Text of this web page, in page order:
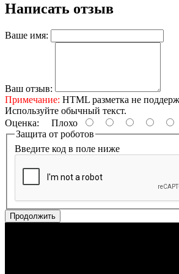
Написать отзыв
Ваше имя:
Ваш отзыв:
Примечание: HTML разметка не
Используйте обычный текст.
Оценка: Плохо
Защита от роботов
Введите код в поле ниже
Продолжить